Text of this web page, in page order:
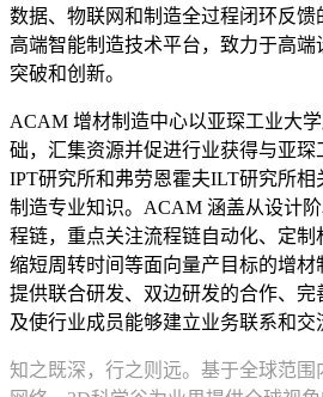
数据、物联网和制造全过程闭环反
高端智能制造技术平台，致力于高
突破和创新。
ACAM 增材制造中心以亚琛工业大
础，汇集资源并促进行业获得与亚琛
IPT研究所和弗劳恩霍夫ILT研究所
制造专业知识。ACAM 涵盖从设计
程链，重点关注流程链自动化、定制
缩短周转时间等面向量产目标的增
提供联合研发、双边研发的合作、
及使行业成员能够建立业务联系和交
知之既深，行之则远。基于全球范